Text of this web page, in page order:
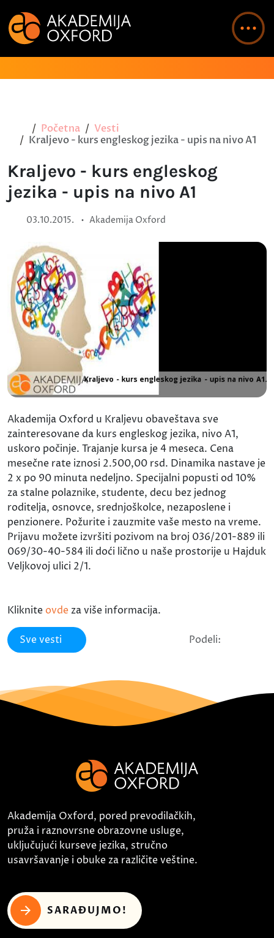
Početna
Vesti
Kraljevo - kurs engleskog jezika - upis na nivo A1
Kraljevo - kurs engleskog
jezika - upis na nivo A1
03.10.2015. • Akademija Oxford
Akademija Oxford u Kraljevu obaveštava sve
zainteresovane da kurs engleskog jezika, nivo A1,
uskoro počinje. Trajanje kursa je 4 meseca. Cena
mesečne rate iznosi 2.500,00 rsd. Dinamika nastave je
2 x po 90 minuta nedeljno. Specijalni popusti od 10%
za stalne polaznike, studente, decu bez jednog
roditelja, osnovce, srednjoškolce, nezaposlene i
penzionere. Požurite i zauzmite vaše mesto na vreme.
Prijavu možete izvršiti pozivom na broj 036/201-889 ili
069/30-40-584 ili doći lično u naše prostorije u Hajduk
Veljkovoj ulici 2/1.
Kliknite ovde za više informacija.
Sve vesti Podeli:
Akademija Oxford, pored prevodilačkih,
pruža i raznovrsne obrazovne usluge,
uključujući kurseve jezika, stručno
usavršavanje i obuke za različite veštine.
SARAĐUJMO!